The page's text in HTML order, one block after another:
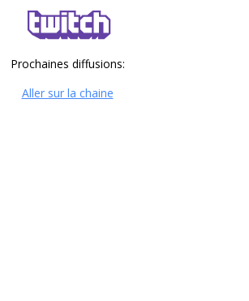
Prochaines diffusions:
Aller sur la chaine